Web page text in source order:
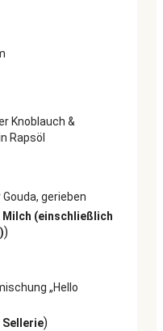
Knoblauch &
Rapsöl
gerieben
Milch (einschließlich
)
„Hello
Sellerie)